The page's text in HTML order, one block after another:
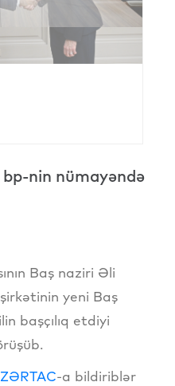
nin nümayəndə
Baş naziri Əli
yeni Baş
başçılıq etdiyi
-a bildiriblər